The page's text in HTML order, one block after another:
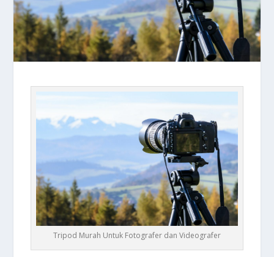
Tripod Murah Untuk Fotografer dan Videografer